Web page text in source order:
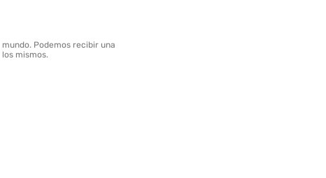
Podemos recibir una
mismos.